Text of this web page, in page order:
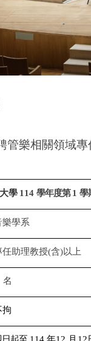
管樂相關領域專
學 114 學年度第1 學
樂學系
任助理教授(含)以上
名
拘